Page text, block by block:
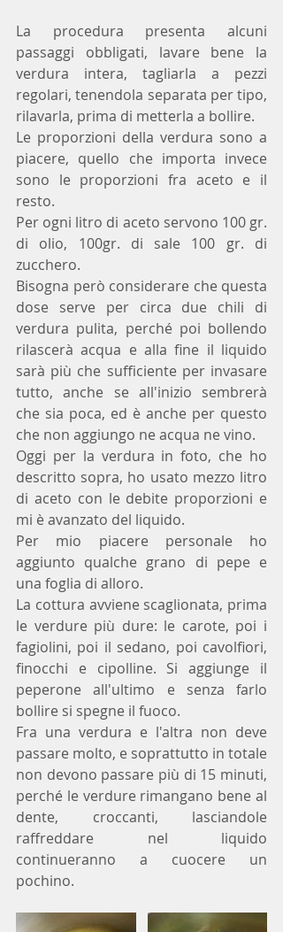
La procedura presenta alcuni
passaggi obbligati, lavare bene la
verdura intera, tagliarla a pezzi
regolari, tenendola separata per tipo,
rilavarla, prima di metterla a bollire.
Le proporzioni della verdura sono a
piacere, quello che importa invece
sono le proporzioni fra aceto e il
resto.
Per ogni litro di aceto servono 100 gr.
di olio, 100gr. di sale 100 gr. di
zucchero.
Bisogna però considerare che questa
dose serve per circa due chili di
verdura pulita, perché poi bollendo
rilascerà acqua e alla fine il liquido
sarà più che sufficiente per invasare
tutto, anche se all'inizio sembrerà
che sia poca, ed è anche per questo
che non aggiungo ne acqua ne vino.
Oggi per la verdura in foto, che ho
descritto sopra, ho usato mezzo litro
di aceto con le debite proporzioni e
mi è avanzato del liquido.
Per mio piacere personale ho
aggiunto qualche grano di pepe e
una foglia di alloro.
La cottura avviene scaglionata, prima
le verdure più dure: le carote, poi i
fagiolini, poi il sedano, poi cavolfiori,
finocchi e cipolline. Si aggiunge il
peperone all'ultimo e senza farlo
bollire si spegne il fuoco.
Fra una verdura e l'altra non deve
passare molto, e soprattutto in totale
non devono passare più di 15 minuti,
perché le verdure rimangano bene al
dente, croccanti, lasciandole
raffreddare nel liquido
continueranno a cuocere un
pochino.